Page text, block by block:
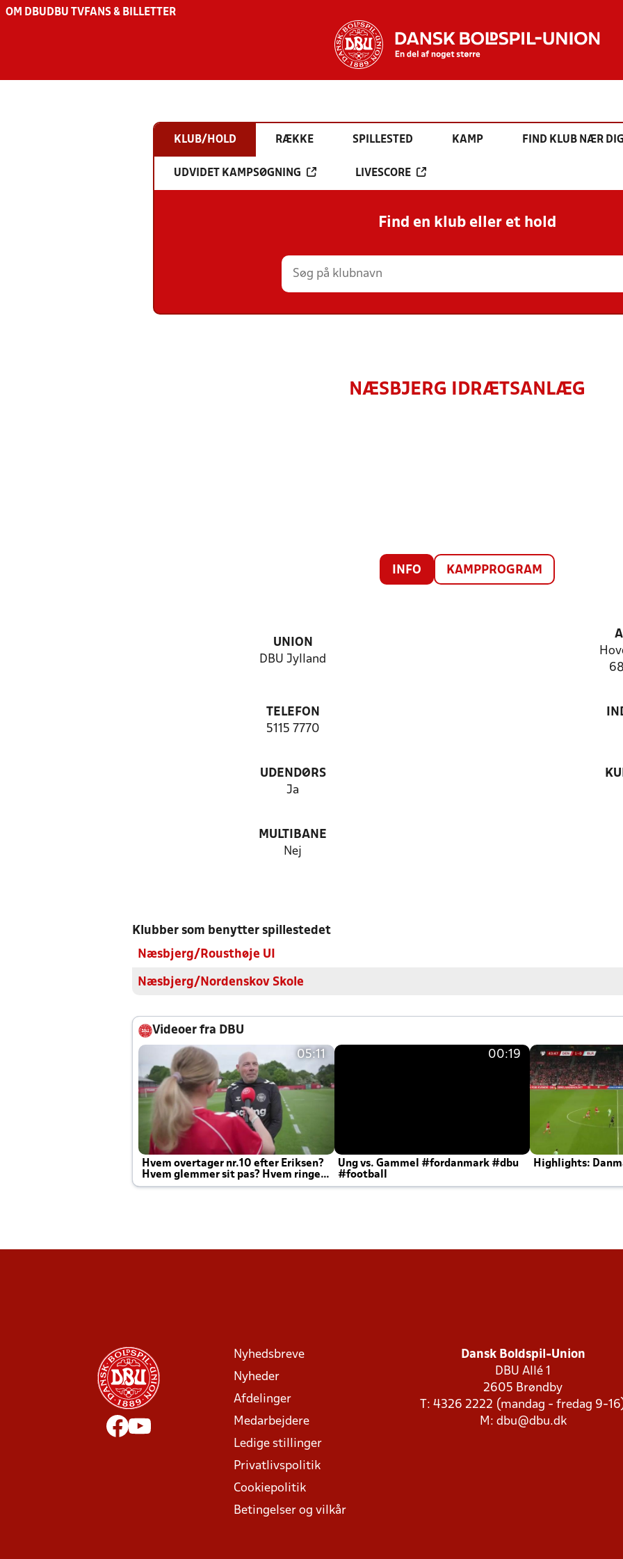
OM DBU DBU TV FANS & BILLETTER
KLUB/HOLD RÆKKE SPILLESTED KAMP FIND KLUB NÆR DIG
UDVIDET KAMPSØGNING LIVESCORE
Find en klub eller et hold
NÆSBJERG IDRÆTSANLÆG
INFO KAMPPROGRAM
UNION
DBU Jylland
TELEFON
5115 7770
UDENDØRS
Ja
MULTIBANE
Nej
Klubber som benytter spillestedet
Næsbjerg/Rousthøje UI
Næsbjerg/Nordenskov Skole
Videoer fra DBU
05:11
Hvem overtager nr.10 efter Eriksen?
Hvem glemmer sit pas? Hvem ringer
Joachim altid til efter kampe?
00:19
Ung vs. Gammel #fordanmark #dbu
#football
Highlights:
Nyhedsbreve
Nyheder
Afdelinger
Medarbejdere
Ledige stillinger
Privatlivspolitik
Cookiepolitik
Betingelser og vilkår
Dansk Boldspil-Union
DBU Allé 1
2605 Brøndby
T: 4326 2222 (mandag - fredag 9-
M: dbu@dbu.dk